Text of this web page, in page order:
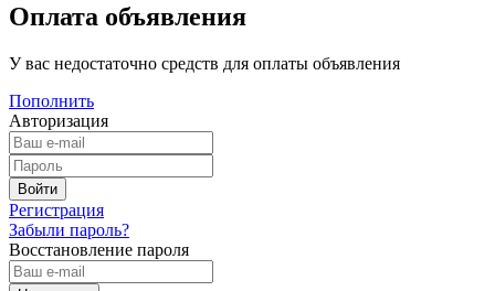
Оплата объявления
У вас недостаточно средств для оплаты объявления
Пополнить
Авторизация
Регистрация
Забыли пароль?
Восстановление пароля